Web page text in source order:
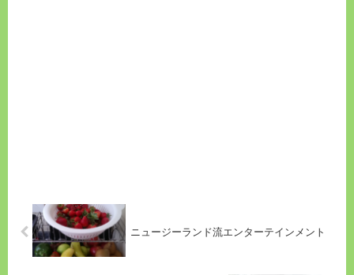
ニュージーランド流エンターテインメント